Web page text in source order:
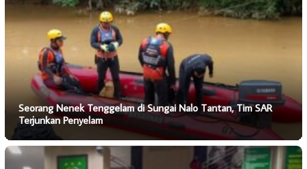
Seorang Nenek Tenggelam di Sungai Nalo Tantan, Tim SAR
Terjunkan Penyelam